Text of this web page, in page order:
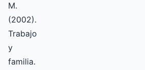
M.
(2002).
Trabajo
y
familia.